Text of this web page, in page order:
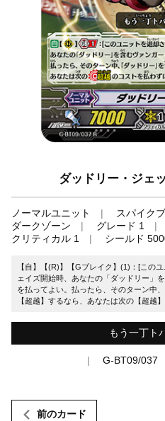
ダッドリー・ジェ
ノーマルユニット スパイク
ダークゾーン
グレード 1
クリティカル 1
シールド
【自】【(R)】【Gブレイク】(1)：[この
ェイズ開始時、あなたの「ダッドリー」
を払ってよい。払ったら、そのターン中
【超越】するなら、あなたは次の【超越
もう一丁ト
G-BT09/037
前のカード